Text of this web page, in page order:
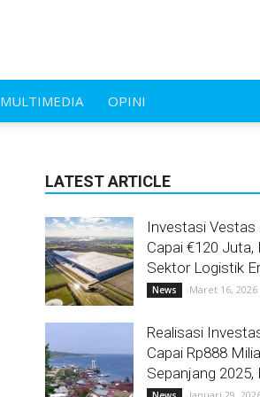
MULTIMEDIA OPINI
LATEST ARTICLE
Investasi Vestas
Capai €120 Juta,
Sektor Logistik
News Maret 16, 2026
Realisasi
Capai Rp888
Sepanjang 2025,